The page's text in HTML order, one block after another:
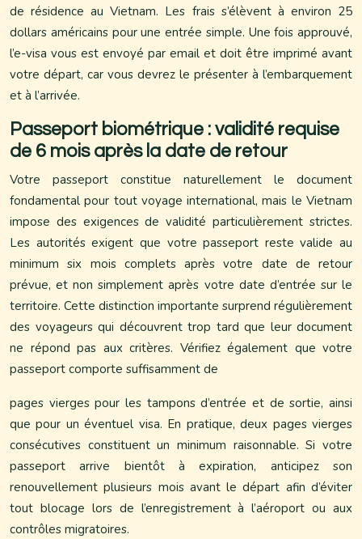
de résidence au Vietnam. Les frais s’élèvent à environ 25
dollars américains pour une entrée simple. Une fois approuvé,
l’e-visa vous est envoyé par email et doit être imprimé avant
votre départ, car vous devrez le présenter à l’embarquement
et à l’arrivée.
Passeport biométrique : validité requise
de 6 mois après la date de retour
Votre passeport constitue naturellement le document
fondamental pour tout voyage international, mais le Vietnam
impose des exigences de validité particulièrement strictes.
Les autorités exigent que votre passeport reste valide au
minimum six mois complets après votre date de retour
prévue, et non simplement après votre date d’entrée sur le
territoire. Cette distinction importante surprend régulièrement
des voyageurs qui découvrent trop tard que leur document
ne répond pas aux critères. Vérifiez également que votre
passeport comporte suffisamment de
pages vierges pour les tampons d’entrée et de sortie, ainsi
que pour un éventuel visa. En pratique, deux pages vierges
consécutives constituent un minimum raisonnable. Si votre
passeport arrive bientôt à expiration, anticipez son
renouvellement plusieurs mois avant le départ afin d’éviter
tout blocage lors de l’enregistrement à l’aéroport ou aux
contrôles migratoires.